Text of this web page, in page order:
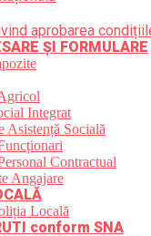
aprobarea
ȘI FORMULARE
Integrat
Asistență Socială
Contractual
Angajare
Locală
conform SNA